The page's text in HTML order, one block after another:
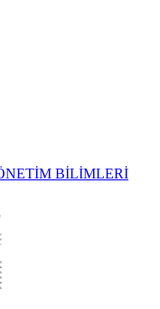
BİLİMLERİ